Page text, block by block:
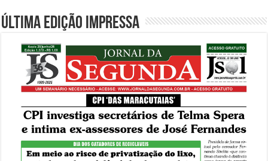
Última edição impressa